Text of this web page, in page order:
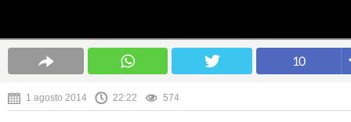
10
1 agosto 2014 22:22 574